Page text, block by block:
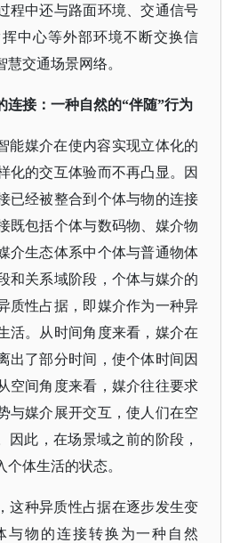
程中还与路面环境、交通信号
中心等外部环境不断交换信
交通场景网络。
连接：一种自然的“伴随”行为
能媒介在使内容实现立体化的
化的交互体验而不再凸显。因
已经被整合到个体与物的连接
既包括个体与数码物、媒介物
介生态体系中个体与普通物体
和关系域阶段，个体与媒介的
质性占据，即媒介作为一种异
活。从时间角度来看，媒介在
出了部分时间，使个体时间因
空间角度来看，媒介往往要求
与媒介展开交互，使人们在空
因此，在场景域之前的阶段，
体生活的状态。
这种异质性占据在逐步发生变
与物的连接转换为一种自然